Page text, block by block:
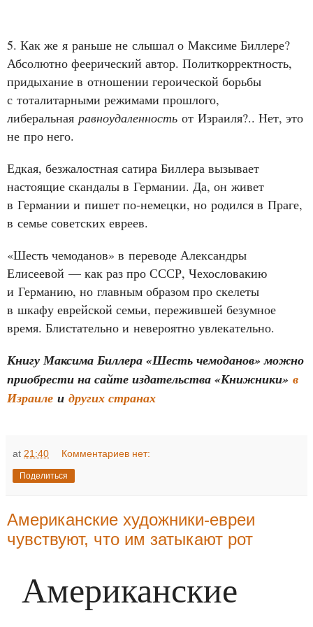
5. Как же я раньше не слышал о Максиме Биллере?
Абсолютно феерический автор. Политкорректность,
придыхание в отношении героической борьбы
с тоталитарными режимами прошлого,
либеральная равноудаленность от Израиля?.. Нет, это
не про него.
Едкая, безжалостная сатира Биллера вызывает
настоящие скандалы в Германии. Да, он живет
в Германии и пишет по‑немецки, но родился в Праге,
в семье советских евреев.
«Шесть чемоданов» в переводе Александры
Елисеевой — как раз про СССР, Чехословакию
и Германию, но главным образом про скелеты
в шкафу еврейской семьи, пережившей безумное
время. Блистательно и невероятно увлекательно.
Книгу Максима Биллера «Шесть чемоданов» можно
приобрести на сайте издательства «Книжники» в
Израиле и других странах
at 21:40 Комментариев нет:
Поделиться
Американские художники-евреи
чувствуют, что им затыкают рот
Американские